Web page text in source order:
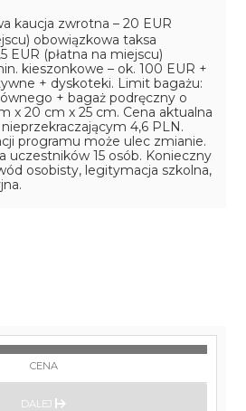
kaucja zwrotna – 20 EUR
obowiązkowa taksa
EUR (płatna na miejscu)
kieszonkowe – ok. 100 EUR +
+ dyskoteki. Limit bagażu:
+ bagaż podręczny o
x 20 cm x 25 cm. Cena aktualna
4,6 PLN.
programu może ulec zmianie.
uczestników 15 osób. Konieczny
osobisty, legitymacja szkolna,
CENA
DALEJ